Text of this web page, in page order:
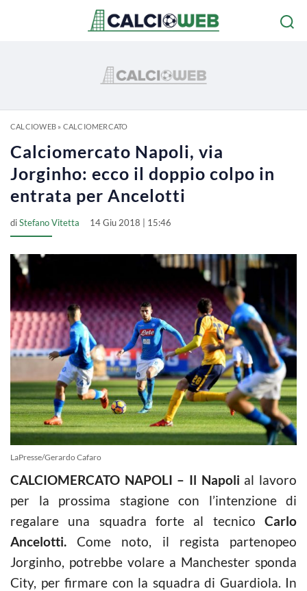
CALCIOWEB» CALCIOMERCATO
Calciomercato Napoli, via
Jorginho: ecco il doppio colpo in
entrata per Ancelotti
diStefano Vitetta 14 Giu 2018 | 15:46
LaPresse/Gerardo Cafaro
CALCIOMERCATO NAPOLI – Il Napoli al lavoro
per la prossima stagione con l’intenzione di
regalare una squadra forte al tecnico Carlo
Ancelotti.Come noto, il regista partenopeo
Jorginho, potrebbe volare a Manchester sponda
City, per firmare con la squadra di Guardiola. In